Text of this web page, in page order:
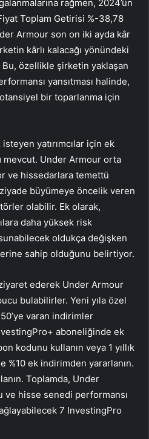
rağmen, 2024’ün
Toplam Getirisi %-38,78
Armour son on iki ayda kâr
kârlı kalacağı yönündeki
Bu, özellikle şirketin yaklaşan
yansıtması halinde,
bir toparlanma için
yatırımcılar için ek
mevcut. Under Armour orta
ve hissedarlara temettü
büyümeye öncelik veren
olabilir. Ek olarak,
daha yüksek risk
oldukça değişken
sahip olduğunu belirtiyor.
ederek Under Armour
bulabilirler. Yeni yıla özel
varan indirimler
aboneliğinde ek
kodunu kullanın veya 1 yıllık
%10 ek indirimden yararlanın.
Toplamda, Under
ve hisse senedi performansı
7 InvestingPro